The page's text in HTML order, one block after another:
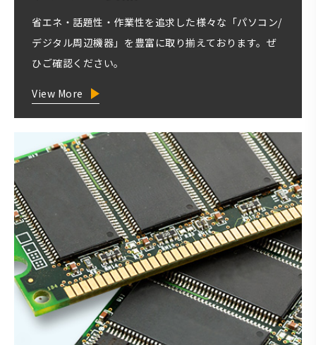
省エネ・話題性・作業性を追求した様々な「パソコン/
デジタル周辺機器」を豊富に取り揃えております。ぜ
ひご確認ください。
View More